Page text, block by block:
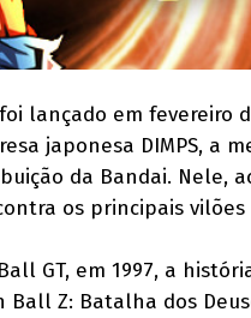
lançado em fevereiro
japonesa DIMPS, a
da Bandai. Nele,
os principais
GT, em 1997, a
Z: Batalha dos